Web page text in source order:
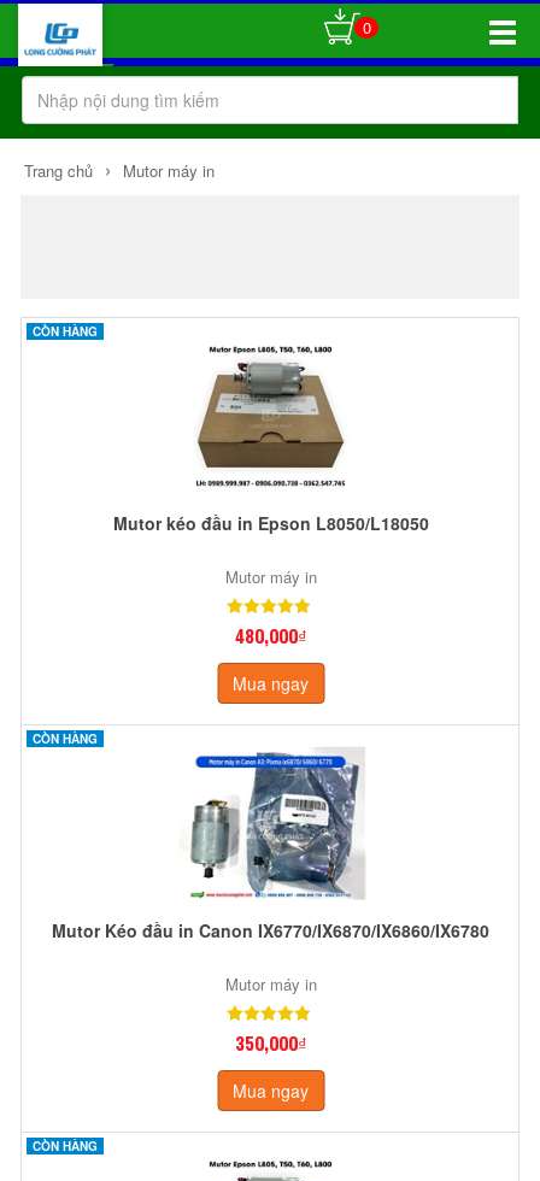
Toggle
0
Trang chủ › Mutor máy in
CÒN HÀNG
Mutor kéo đầu in Epson L8050/L18050
Mutor máy in
480,000₫
Mua ngay
CÒN HÀNG
Mutor Kéo đầu in Canon IX6770/IX6870/IX6860/IX6780
Mutor máy in
350,000₫
Mua ngay
CÒN HÀNG